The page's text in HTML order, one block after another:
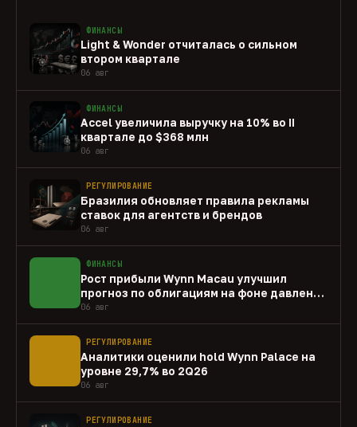
ФИНАНСЫ
Light & Wonder отчиталась о сильном
втором квартале
06 авг
ФИНАНСЫ
Accel увеличила выручку на 10% во II
квартале до $368 млн
06 авг
РЕГУЛИРОВАНИЕ
Бразилия обновляет правила рекламы
ставок для агентств и брендов
06 авг
ФИНАНСЫ
Рост прибыли Wynn Macau улучшил
прогноз по облигациям на фоне давления
capex
06 авг
РЕГУЛИРОВАНИЕ
Аналитики оценили hold Wynn Palace на
уровне 29,7% во 2Q26
06 авг
РЕГУЛИРОВАНИЕ